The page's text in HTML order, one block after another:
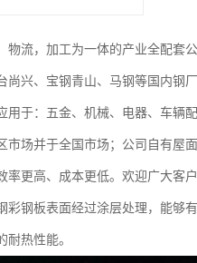
物流，加工为一体的产业全配套
兴、宝钢青山、马钢等国内钢
于：五金、机械、电器、车辆
市场并于全国市场；公司自有屋
更高、成本更低。欢迎广大客户
钢板表面经过涂层处理，能够
热性能。